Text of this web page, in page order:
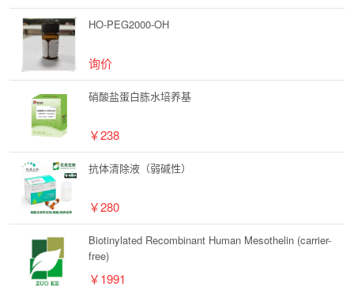
HO-PEG2000-OH
询价
硝酸盐蛋白胨水培养基
￥238
抗体清除液（弱碱性）
￥280
Biotinylated Recombinant Human Mesothelin (carrier-
free)
￥1991